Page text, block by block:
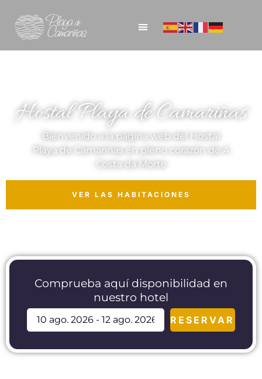
Hostal Playa de Camariñas
Bienvenido a la página web del Hostal
Playa de Camariñas en pleno corazón de A
Costa da Morte
VER LAS HABITACIONES
Comprueba aquí disponibilidad en
nuestro hotel
RESERVAR